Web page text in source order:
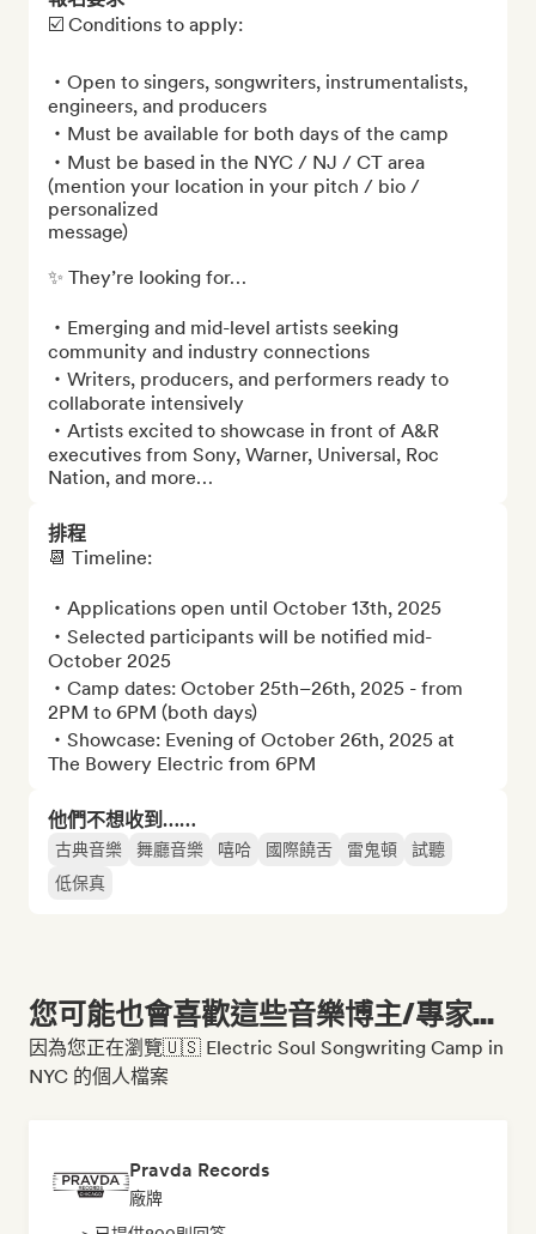
☑️ Conditions to apply:
・Open to singers, songwriters, instrumentalists,
engineers, and producers
・Must be available for both days of the camp
・Must be based in the NYC / NJ / CT area
(mention your location in your pitch / bio /
personalized
message)
✨ They’re looking for…
・Emerging and mid-level artists seeking
community and industry connections
・Writers, producers, and performers ready to
collaborate intensively
・Artists excited to showcase in front of A&R
executives from Sony, Warner, Universal, Roc
Nation, and more…
排程
📆 Timeline:
・Applications open until October 13th, 2025
・Selected participants will be notified mid-
October 2025
・Camp dates: October 25th–26th, 2025 - from
2PM to 6PM (both days)
・Showcase: Evening of October 26th, 2025 at
The Bowery Electric from 6PM
他們不想收到……
古典音樂 舞廳音樂 嘻哈 國際饒舌 雷鬼頓
試聽
低保真
您可能也會喜歡這些音樂博主/專家...
因為您正在瀏覽🇺🇸 Electric Soul Songwriting Camp in
NYC 的個人檔案
Pravda Records
廠牌